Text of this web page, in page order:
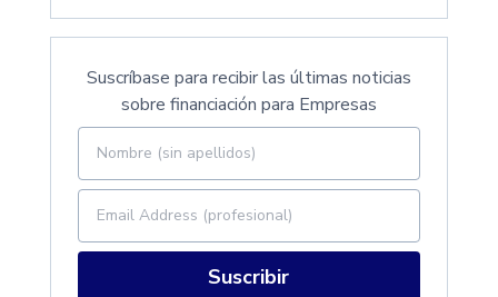
Suscríbase para recibir las últimas noticias
sobre financiación para Empresas
Suscribir